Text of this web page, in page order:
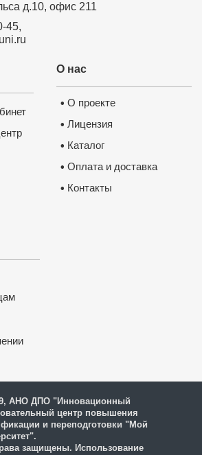
д.10, офис 211
45,
О нас
• О проекте
• Лицензия
• Каталог
• Оплата и доставка
• Контакты
АНО ДПО "Инновационный
центр повышения
и переподготовки "Мой
защищены. Использование